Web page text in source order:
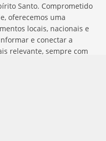
Santo. Comprometido
oferecemos uma
locais, nacionais e
e conectar a
relevante, sempre com